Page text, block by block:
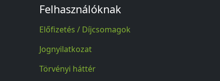
Felhasználóknak
Előfizetés / Díjcsomagok
Jognyilatkozat
Törvényi háttér